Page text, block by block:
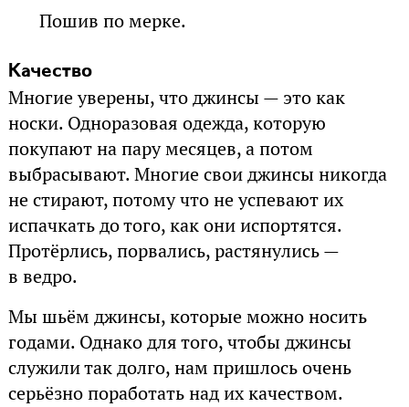
Пошив по мерке.
Качество
Многие уверены, что джинсы — это как
носки. Одноразовая одежда, которую
покупают на пару месяцев, а потом
выбрасывают. Многие свои джинсы никогда
не стирают, потому что не успевают их
испачкать до того, как они испортятся.
Протёрлись, порвались, растянулись —
в ведро.
Мы шьём джинсы, которые можно носить
годами. Однако для того, чтобы джинсы
служили так долго, нам пришлось очень
серьёзно поработать над их качеством.